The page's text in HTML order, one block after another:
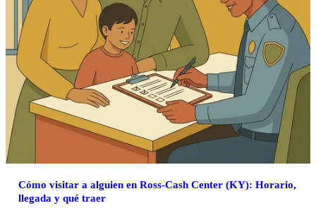
Cómo visitar a alguien en Ross-Cash Center (KY): Horario,
llegada y qué traer